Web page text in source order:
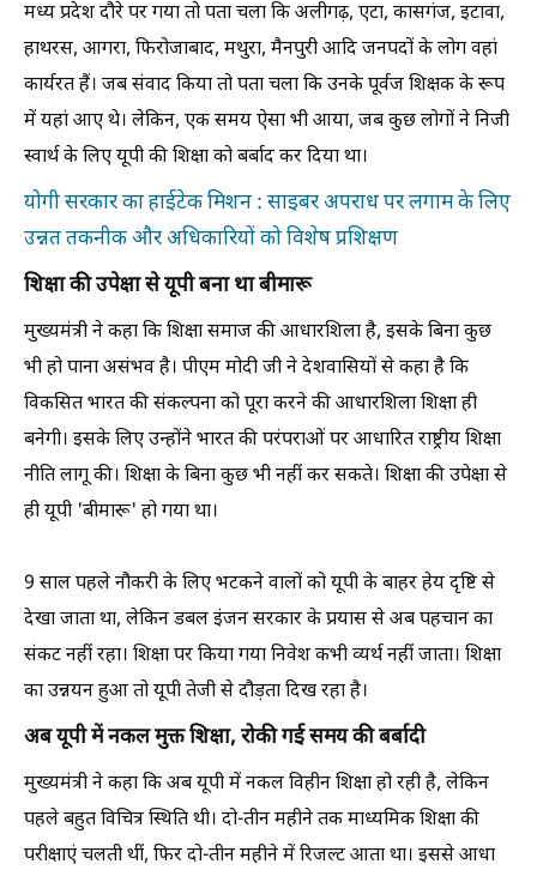
मध्य प्रदेश दौरे पर गया तो पता चला कि अलीगढ़, एटा, कासगंज, इटावा,
हाथरस, आगरा, फिरोजाबाद, मथुरा, मैनपुरी आदि जनपदों के लोग वहां
कार्यरत हैं। जब संवाद किया तो पता चला कि उनके पूर्वज शिक्षक के रूप
में यहां आए थे। लेकिन, एक समय ऐसा भी आया, जब कुछ लोगों ने निजी
स्वार्थ के लिए यूपी की शिक्षा को बर्बाद कर दिया था।
योगी सरकार का हाईटेक मिशन : साइबर अपराध पर लगाम के लिए
उन्नत तकनीक और अधिकारियों को विशेष प्रशिक्षण
शिक्षा की उपेक्षा से यूपी बना था बीमारू
मुख्यमंत्री ने कहा कि शिक्षा समाज की आधारशिला है, इसके बिना कुछ
भी हो पाना असंभव है। पीएम मोदी जी ने देशवासियों से कहा है कि
विकसित भारत की संकल्पना को पूरा करने की आधारशिला शिक्षा ही
बनेगी। इसके लिए उन्होंने भारत की परंपराओं पर आधारित राष्ट्रीय शिक्षा
नीति लागू की। शिक्षा के बिना कुछ भी नहीं कर सकते। शिक्षा की उपेक्षा से
ही यूपी 'बीमारू' हो गया था।
9 साल पहले नौकरी के लिए भटकने वालों को यूपी के बाहर हेय दृष्टि से
देखा जाता था, लेकिन डबल इंजन सरकार के प्रयास से अब पहचान का
संकट नहीं रहा। शिक्षा पर किया गया निवेश कभी व्यर्थ नहीं जाता। शिक्षा
का उन्नयन हुआ तो यूपी तेजी से दौड़ता दिख रहा है।
अब यूपी में नकल मुक्त शिक्षा, रोकी गई समय की बर्बादी
मुख्यमंत्री ने कहा कि अब यूपी में नकल विहीन शिक्षा हो रही है, लेकिन
पहले बहुत विचित्र स्थिति थी। दो-तीन महीने तक माध्यमिक शिक्षा की
परीक्षाएं चलती थीं, फिर दो-तीन महीने में रिजल्ट आता था। इससे आधा